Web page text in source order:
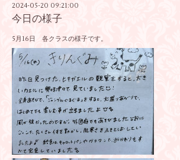
2024-05-20 09:21:00
今日の様子
5月16日 各クラスの様子です。